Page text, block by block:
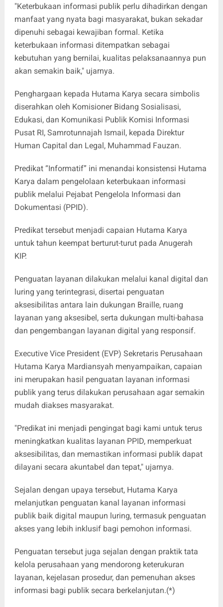
"Keterbukaan informasi publik perlu dihadirkan dengan
manfaat yang nyata bagi masyarakat, bukan sekadar
dipenuhi sebagai kewajiban formal. Ketika
keterbukaan informasi ditempatkan sebagai
kebutuhan yang bernilai, kualitas pelaksanaannya pun
akan semakin baik," ujarnya.
Penghargaan kepada Hutama Karya secara simbolis
diserahkan oleh Komisioner Bidang Sosialisasi,
Edukasi, dan Komunikasi Publik Komisi Informasi
Pusat RI, Samrotunnajah Ismail, kepada Direktur
Human Capital dan Legal, Muhammad Fauzan.
Predikat “Informatif” ini menandai konsistensi Hutama
Karya dalam pengelolaan keterbukaan informasi
publik melalui Pejabat Pengelola Informasi dan
Dokumentasi (PPID).
Predikat tersebut menjadi capaian Hutama Karya
untuk tahun keempat berturut-turut pada Anugerah
KIP.
Penguatan layanan dilakukan melalui kanal digital dan
luring yang terintegrasi, disertai penguatan
aksesibilitas antara lain dukungan Braille, ruang
layanan yang aksesibel, serta dukungan multi-bahasa
dan pengembangan layanan digital yang responsif.
Executive Vice President (EVP) Sekretaris Perusahaan
Hutama Karya Mardiansyah menyampaikan, capaian
ini merupakan hasil penguatan layanan informasi
publik yang terus dilakukan perusahaan agar semakin
mudah diakses masyarakat.
"Predikat ini menjadi pengingat bagi kami untuk terus
meningkatkan kualitas layanan PPID, memperkuat
aksesibilitas, dan memastikan informasi publik dapat
dilayani secara akuntabel dan tepat," ujarnya.
Sejalan dengan upaya tersebut, Hutama Karya
melanjutkan penguatan kanal layanan informasi
publik baik digital maupun luring, termasuk penguatan
akses yang lebih inklusif bagi pemohon informasi.
Penguatan tersebut juga sejalan dengan praktik tata
kelola perusahaan yang mendorong keterukuran
layanan, kejelasan prosedur, dan pemenuhan akses
informasi bagi publik secara berkelanjutan.(*)